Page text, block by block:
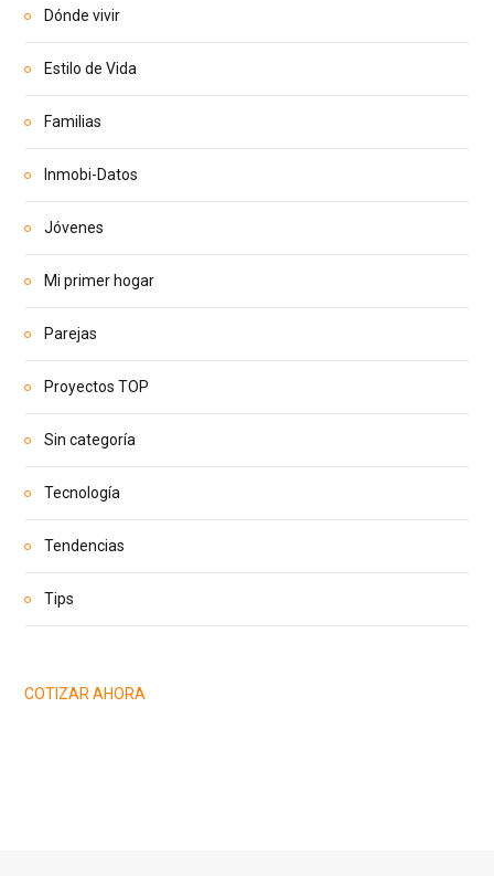
Dónde vivir
Estilo de Vida
Familias
Inmobi-Datos
Jóvenes
Mi primer hogar
Parejas
Proyectos TOP
Sin categoría
Tecnología
Tendencias
Tips
COTIZAR AHORA